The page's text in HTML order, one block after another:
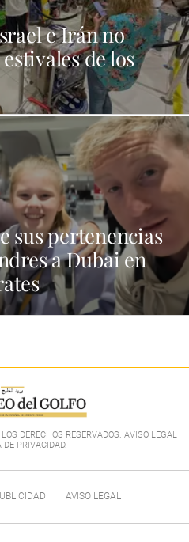
e Irán no
de los
sus pertenencias
a Dubai en
DERECHOS RESERVADOS. AVISO LEGAL
DE PRIVACIDAD.
AVISO LEGAL